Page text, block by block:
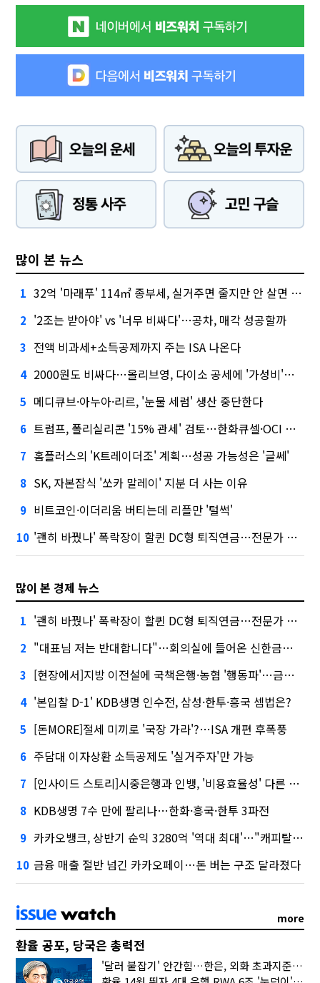
많이 본 뉴스
1 32억 '마래푸' 114㎡ 종부세, 실거주면 줄지만 안 살면 2.5배
2 '2조는 받아야' vs '너무 비싸다'…공차, 매각 성공할까
3 전액 비과세+소득공제까지 주는 ISA 나온다
4 2000원도 비싸다…올리브영, 다이소 공세에 '가성비'로 맞불
5 메디큐브·아누아·리르, '눈물 세럼' 생산 중단한다
6 트럼프, 폴리실리콘 '15% 관세' 검토…한화큐셀·OCI 영향은?
7 홈플러스의 'K트레이더조' 계획…성공 가능성은 '글쎄'
8 SK, 자본잠식 '쏘카 말레이' 지분 더 사는 이유
9 비트코인·이더리움 버티는데 리플만 '털썩'
10 '괜히 바꿨나' 폭락장이 할퀸 DC형 퇴직연금…전문가 조언은
많이 본 경제 뉴스
1 '괜히 바꿨나' 폭락장이 할퀸 DC형 퇴직연금…전문가 조언은
2 "대표님 저는 반대합니다"…회의실에 들어온 신한금융 AI
3 [현장에서]지방 이전설에 국책은행·농협 '행동파'…금감원 '신중모드'
4 '본입찰 D-1' KDB생명 인수전, 삼성·한투·흥국 셈법은?
5 [돈MORE]절세 미끼로 '국장 가라'?…ISA 개편 후폭풍
6 주담대 이자상환 소득공제도 '실거주자'만 가능
7 [인사이드 스토리]시중은행과 인뱅, '비용효율성' 다른 잣대 왜?
8 KDB생명 7수 만에 팔리나…한화·흥국·한투 3파전
9 카카오뱅크, 상반기 순익 3280억 '역대 최대'…"캐피탈, 자산 1조원 이상"
10 금융 매출 절반 넘긴 카카오페이…돈 버는 구조 달라졌다
more
환율 공포, 당국은 총력전
'달러 붙잡기' 안간힘…한은, 외화 초과지준에 이자 6개월 더